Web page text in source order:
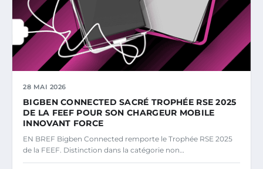
28 MAI 2026
BIGBEN CONNECTED SACRÉ TROPHÉE RSE 2025
DE LA FEEF POUR SON CHARGEUR MOBILE
INNOVANT FORCE
EN BREF Bigben Connected remporte le Trophée RSE 2025
de la FEEF. Distinction dans la catégorie non…